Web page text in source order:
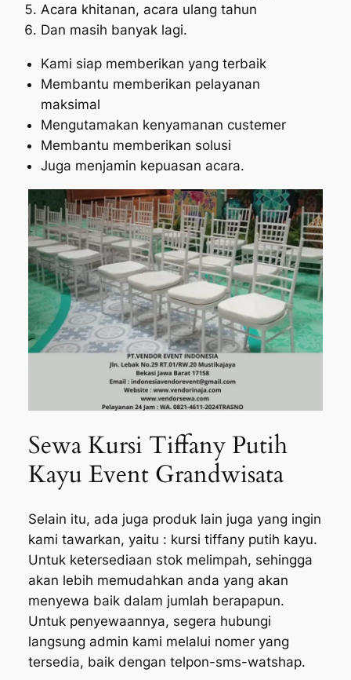
Acara khitanan, acara ulang tahun
Dan masih banyak lagi.
Kami siap memberikan yang terbaik
Membantu memberikan pelayanan
maksimal
Mengutamakan kenyamanan custemer
Membantu memberikan solusi
Juga menjamin kepuasan acara.
Sewa Kursi Tiffany Putih
Kayu Event Grandwisata
Selain itu, ada juga produk lain juga yang ingin
kami tawarkan, yaitu : kursi tiffany putih kayu.
Untuk ketersediaan stok melimpah, sehingga
akan lebih memudahkan anda yang akan
menyewa baik dalam jumlah berapapun.
Untuk penyewaannya, segera hubungi
langsung admin kami melalui nomer yang
tersedia, baik dengan telpon-sms-watshap.